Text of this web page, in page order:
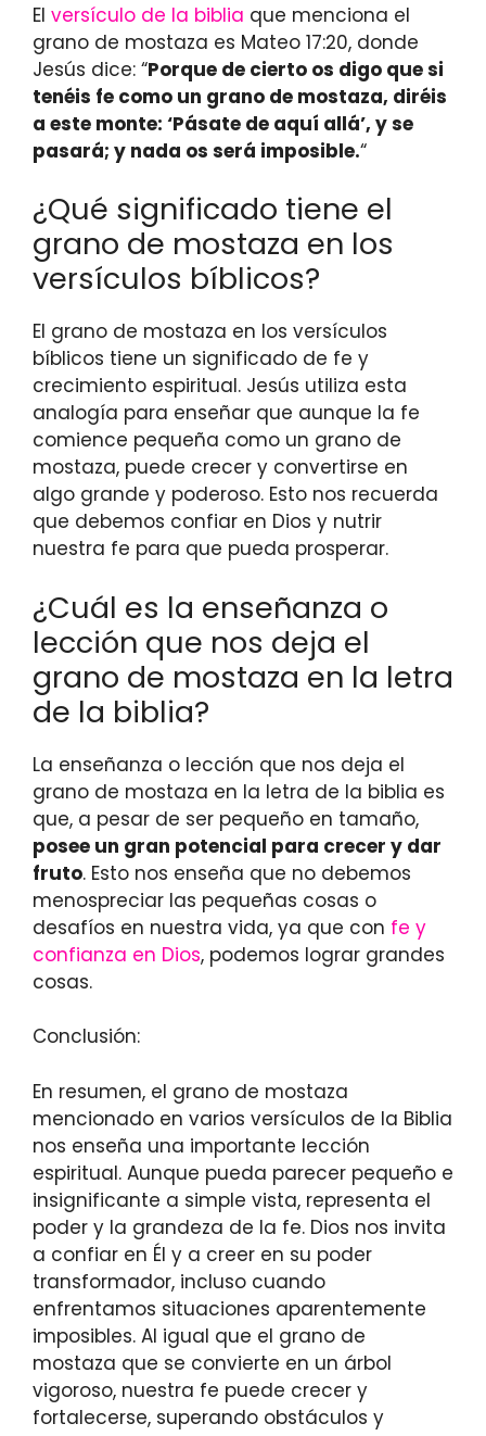
El versículo de la biblia que menciona el
grano de mostaza es Mateo 17:20, donde
Jesús dice: “Porque de cierto os digo que si
tenéis fe como un grano de mostaza, diréis
a este monte: ‘Pásate de aquí allá’, y se
pasará; y nada os será imposible.“
¿Qué significado tiene el
grano de mostaza en los
versículos bíblicos?
El grano de mostaza en los versículos
bíblicos tiene un significado de fe y
crecimiento espiritual. Jesús utiliza esta
analogía para enseñar que aunque la fe
comience pequeña como un grano de
mostaza, puede crecer y convertirse en
algo grande y poderoso. Esto nos recuerda
que debemos confiar en Dios y nutrir
nuestra fe para que pueda prosperar.
¿Cuál es la enseñanza o
lección que nos deja el
grano de mostaza en la letra
de la biblia?
La enseñanza o lección que nos deja el
grano de mostaza en la letra de la biblia es
que, a pesar de ser pequeño en tamaño,
posee un gran potencial para crecer y dar
fruto. Esto nos enseña que no debemos
menospreciar las pequeñas cosas o
desafíos en nuestra vida, ya que con fe y
confianza en Dios, podemos lograr grandes
cosas.
Conclusión:
En resumen, el grano de mostaza
mencionado en varios versículos de la Biblia
nos enseña una importante lección
espiritual. Aunque pueda parecer pequeño e
insignificante a simple vista, representa el
poder y la grandeza de la fe. Dios nos invita
a confiar en Él y a creer en su poder
transformador, incluso cuando
enfrentamos situaciones aparentemente
imposibles. Al igual que el grano de
mostaza que se convierte en un árbol
vigoroso, nuestra fe puede crecer y
fortalecerse, superando obstáculos y